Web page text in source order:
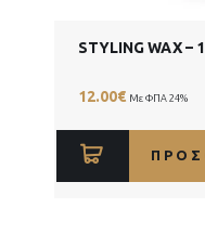
STYLING WAX –
12.00€ Με ΦΠΑ 24%